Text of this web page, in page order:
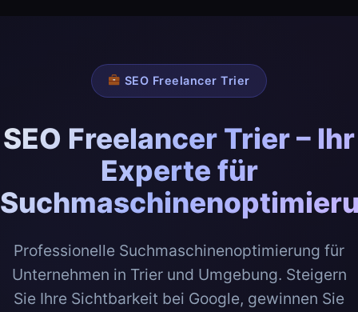
SEO Freelancer Trier
SEO Freelancer Trier – Ihr
Experte für
Professionelle Suchmaschinenoptimierung für
Unternehmen in Trier und Umgebung. Steigern
Sie Ihre Sichtbarkeit bei Google, gewinnen Sie